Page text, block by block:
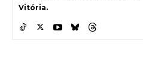
Vitória.